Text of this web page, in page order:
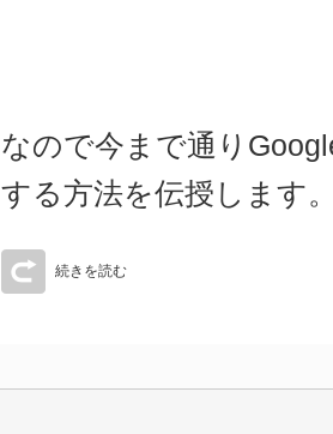
なので今まで通り
する方法を伝授します
続きを読む